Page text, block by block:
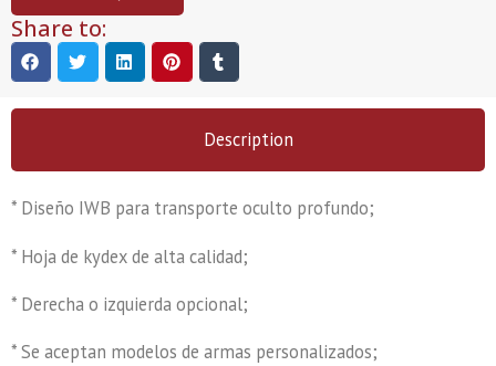
Share to:
Description
* Diseño IWB para transporte oculto profundo;
* Hoja de kydex de alta calidad;
* Derecha o izquierda opcional;
* Se aceptan modelos de armas personalizados;